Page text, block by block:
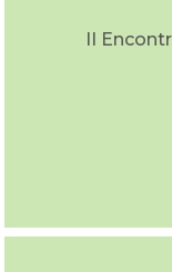
II